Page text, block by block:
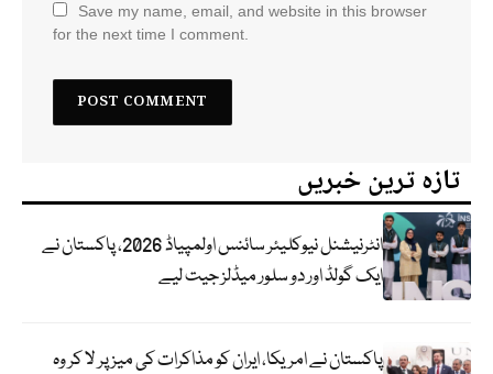
Save my name, email, and website in this browser
for the next time I comment.
تازہ ترین خبریں
انٹرنیشنل نیوکلیئر سائنس اولمپیاڈ 2026، پاکستان نے
ایک گولڈ اور دو سلور میڈلز جیت لیے
پاکستان نے امریکا، ایران کو مذاکرات کی میز پر لا کر وہ